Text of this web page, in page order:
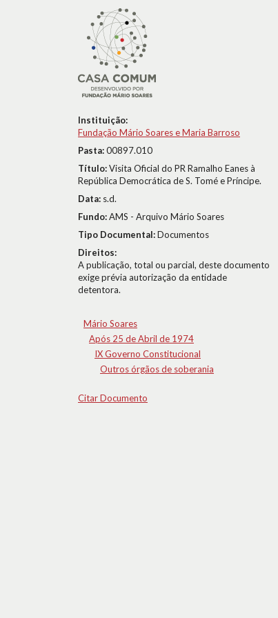
Instituição:
Fundação Mário Soares e Maria Barroso
Pasta:00897.010
Título:Visita Oficial do PR Ramalho Eanes à
República Democrática de S. Tomé e Príncipe.
Data: s.d.
Fundo:AMS - Arquivo Mário Soares
Tipo Documental:Documentos
Direitos:
A publicação, total ou parcial, deste documento
exige prévia autorização da entidade
detentora.
Mário Soares
Após 25 de Abril de 1974
IX Governo Constitucional
Outros órgãos de soberania
Citar Documento